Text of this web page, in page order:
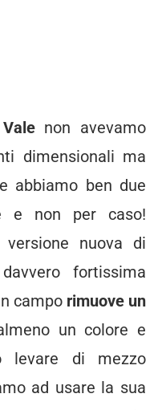
non avevamo
dimensionali ma
abbiamo ben due
e non per caso!
nuova di
fortissima
campo rimuove un
un colore e
levare di mezzo
ad usare la sua